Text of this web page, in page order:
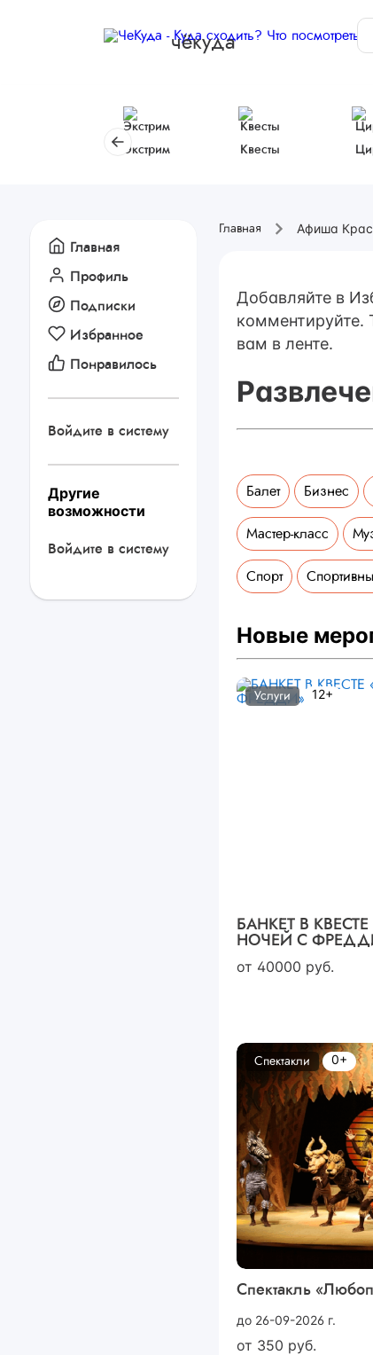
чёкуда
Экстрим Квесты
Главная
Профиль
Подписки
Избранное
Понравилось
Войдите в систему
Другие
возможности
Войдите в систему
Главная Афиша
Добавляйте в
комментируйте.
вам в ленте.
Балет Бизнес
Мастер-класс
Спорт
Новые
БАНКЕТ В КВЕСТЕ
НОЧЕЙ С
от 40000 руб.
Услуги 12+
Спектакль
до 26-09-2026 г.
от 350 руб.
Спектакли 0+